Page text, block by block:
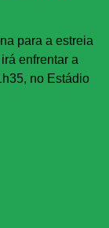
para a estreia
enfrentar a
no Estádio